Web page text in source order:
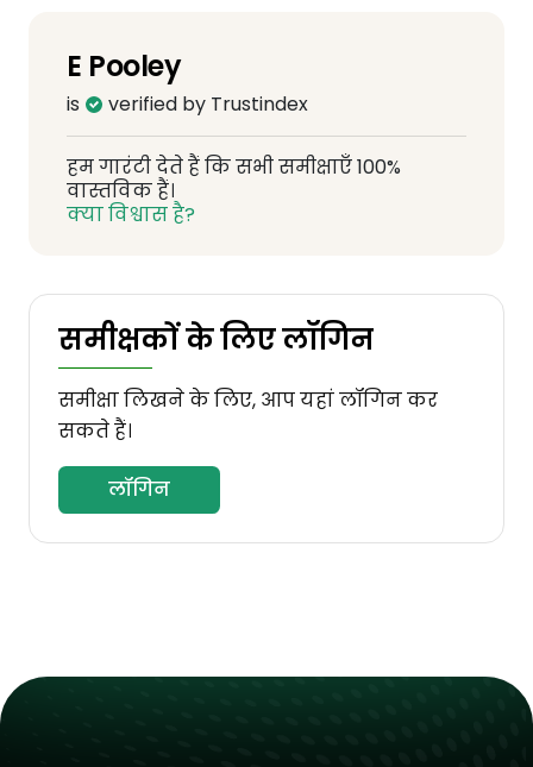
E Pooley
is verified by Trustindex
हम गारंटी देते हैं कि सभी समीक्षाएँ 100%
वास्तविक हैं।
क्या विश्वास है?
समीक्षकों के लिए लॉगिन
समीक्षा लिखने के लिए, आप यहां लॉगिन कर
सकते हैं।
लॉगिन